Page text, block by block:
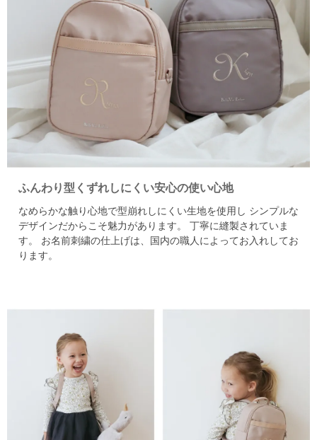
ふんわり型くずれしにくい安心の使い心地
なめらかな触り心地で型崩れしにくい生地を使用し シンプルな
デザインだからこそ魅力があります。
丁寧に縫製されていま
す。
お名前刺繍の仕上げは、国内の職人によってお入れしてお
ります。